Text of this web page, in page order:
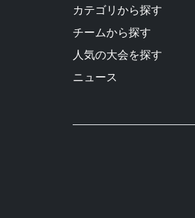
カテゴリから探す
チームから探す
人気の大会を探す
ニュース